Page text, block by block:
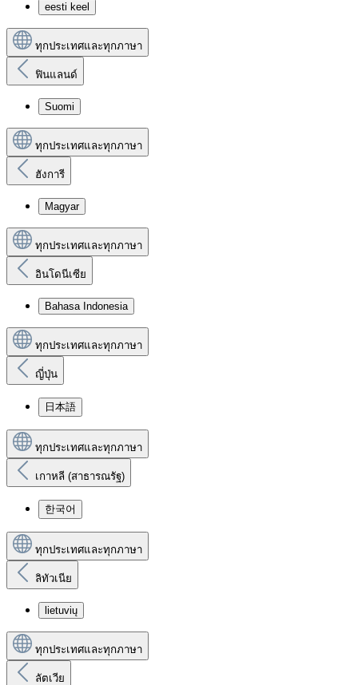
eesti keel
ทุกประเทศและทุกภาษา
ฟินแลนด์
Suomi
ทุกประเทศและทุกภาษา
ฮังการี
Magyar
ทุกประเทศและทุกภาษา
อินโดนีเซีย
Bahasa Indonesia
ทุกประเทศและทุกภาษา
ญี่ปุ่น
日本語
ทุกประเทศและทุกภาษา
เกาหลี (สาธารณรัฐ)
한국어
ทุกประเทศและทุกภาษา
ลิทัวเนีย
lietuvių
ทุกประเทศและทุกภาษา
ลัตเวีย